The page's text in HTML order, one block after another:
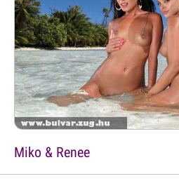
Miko & Renee